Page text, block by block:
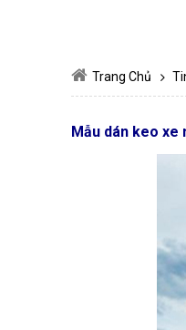
Trang Chủ
Mẫu dán keo xe